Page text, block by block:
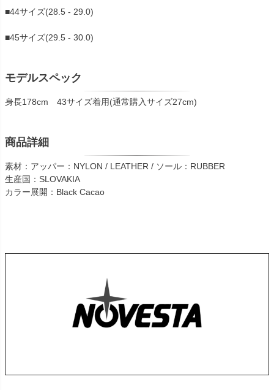
■44サイズ(28.5 - 29.0)
■45サイズ(29.5 - 30.0)
モデルスペック
身長178cm 43サイズ着用(通常購入サイズ27cm)
商品詳細
素材：アッパー：NYLON / LEATHER / ソール：RUBBER
生産国：SLOVAKIA
カラー展開：Black Cacao